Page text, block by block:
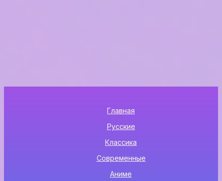
Главная
Русские
Классика
Современные
Аниме